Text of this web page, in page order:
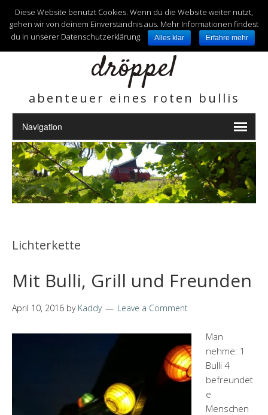
unterwegs mit
dröppel
abenteuer eines roten bullis
Lichterkette
Mit Bulli, Grill und Freunden
April 10, 2016 by Kaddy Leave a Comment
Man
nehme: 1
Bulli 4
befreundet
e
Menschen
Diese Website benutzt Cookies. Wenn du die Website weiter nutzt,
gehen wir von deinem Einverständnis aus. Mehr Informationen findest
du in unserer Datenschutzerklärung.
Alles klar Erfahre mehr